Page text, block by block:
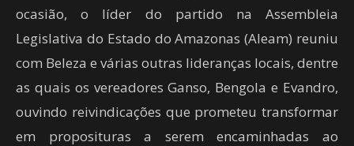
ocasião, o líder do partido na Assembleia
Legislativa do Estado do Amazonas (Aleam) reuniu
com Beleza e várias outras lideranças locais, dentre
as quais os vereadores Ganso, Bengola e Evandro,
ouvindo reivindicações que prometeu transformar
em proposituras a serem encaminhadas ao